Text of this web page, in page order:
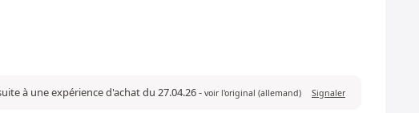
à une expérience d'achat du 27.04.26- voir l'original (allemand) Signaler